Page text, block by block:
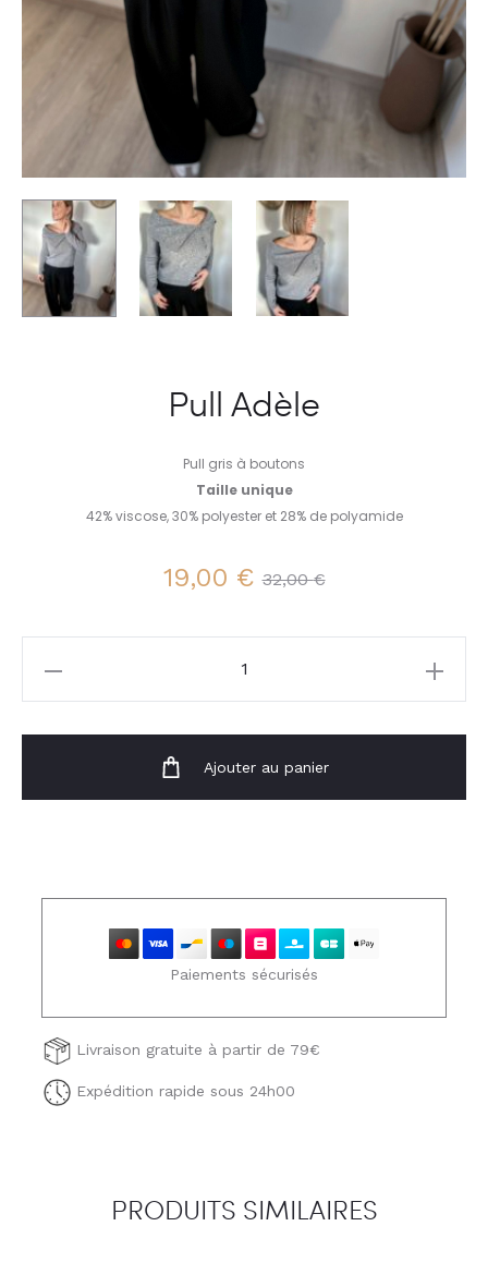
Pull Adèle
Pull gris à boutons
Taille unique
42% viscose, 30% polyester et 28% de polyamide
32,00€
Le
prix
initial
était :
32,00 €.
19,00 €
Le
prix
est :
19,00 €.
Ajouter au panier
Paiements sécurisés
Livraison gratuite à partir de 79€
Expédition rapide sous 24h00
PRODUITS SIMILAIRES